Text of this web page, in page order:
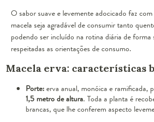
O sabor suave e levemente adocicado faz
macela seja agradável de consumir tanto
podendo ser incluído na rotina diária de forma
respeitadas as orientações de consumo.
Macela erva: características
Porte:erva anual, monóica e ramificada,
1,5 metro de altura. Toda a planta é
brancas, que lhe conferem aspecto